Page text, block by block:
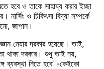
হবে ও তাকে সাহায্য করার ইচ্ছা
ও চিকিৎসা বিদ্যা সম্পর্কে
জাপান।
নেয়ার দরকার হয়েছে। তাই,
থাকা দরকার। শুধু তাই নয়,
ব্যবস্থা নিতে হবে’ -কেইকো